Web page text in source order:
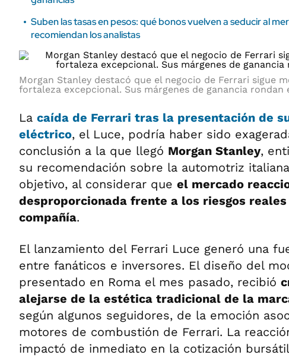
Suben las tasas en pesos: qué bonos vuelven a seducir al
recomiendan los analistas
Morgan Stanley destacó que el negocio de Ferrari sigue
fortaleza excepcional. Sus márgenes de ganancia rondan
La caída de Ferrari tras la presentación de
eléctrico, el Luce, podría haber sido
conclusión a la que llegó Morgan Stanley,
su recomendación sobre la automotriz
objetivo, al considerar que el mercado
desproporcionada frente a los riesgos
compañía.
El lanzamiento del Ferrari Luce generó una
entre fanáticos e inversores. El diseño del
presentado en Roma el mes pasado, recibió
alejarse de la estética tradicional de la
según algunos seguidores, de la emoción
motores de combustión de Ferrari. La
impactó de inmediato en la cotización